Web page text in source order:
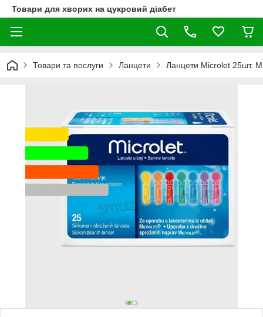
Товари для хворих на цукровий діабет
Товари та послуги Ланцети Ланцети Microlet 25шт.